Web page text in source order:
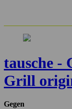
tausche -
Grill
Gegen